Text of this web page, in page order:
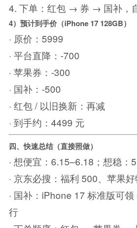
4. 下单：红包 → 券 → 国补，
4）预计到手价（iPhone 17 128GB）
· 原价：5999
· 平台直降：-700
· 苹果券：-300
· 国补：-500
· 红包 / 以旧换新：再减
· 到手约：4499 元
四、快速总结（直接照做）
· 想便宜：6.15–6.18；想稳：
· 京东必搜：福利 500、苹果
· 国补：iPhone 17 标准版可
行